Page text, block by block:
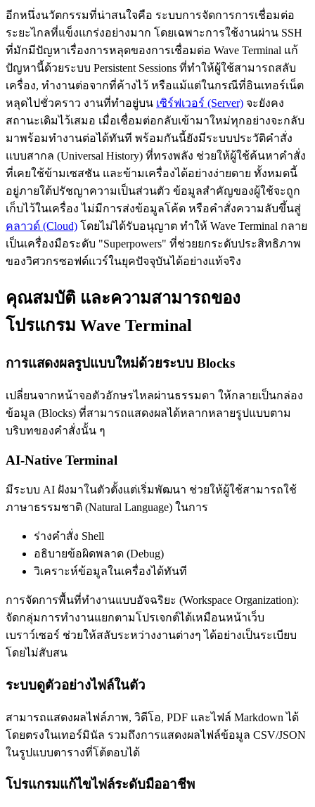
อีกหนึ่งนวัตกรรมที่น่าสนใจคือ ระบบการจัดการการเชื่อมต่อ
ระยะไกลที่แข็งแกร่งอย่างมาก โดยเฉพาะการใช้งานผ่าน SSH
ที่มักมีปัญหาเรื่องการหลุดของการเชื่อมต่อ Wave Terminal แก้
ปัญหานี้ด้วยระบบ Persistent Sessions ที่ทำให้ผู้ใช้สามารถสลับ
เครื่อง, ทำงานต่อจากที่ค้างไว้ หรือแม้แต่ในกรณีที่อินเทอร์เน็ต
หลุดไปชั่วคราว งานที่ทำอยู่บน เซิร์ฟเวอร์ (Server) จะยังคง
สถานะเดิมไว้เสมอ เมื่อเชื่อมต่อกลับเข้ามาใหม่ทุกอย่างจะกลับ
มาพร้อมทำงานต่อได้ทันที พร้อมกันนี้ยังมีระบบประวัติคำสั่ง
แบบสากล (Universal History) ที่ทรงพลัง ช่วยให้ผู้ใช้ค้นหาคำสั่ง
ที่เคยใช้ข้ามเซสชัน และข้ามเครื่องได้อย่างง่ายดาย ทั้งหมดนี้
อยู่ภายใต้ปรัชญาความเป็นส่วนตัว ข้อมูลสำคัญของผู้ใช้จะถูก
เก็บไว้ในเครื่อง ไม่มีการส่งข้อมูลโค้ด หรือคำสั่งความลับขึ้นสู่
คลาวด์ (Cloud) โดยไม่ได้รับอนุญาต ทำให้ Wave Terminal กลาย
เป็นเครื่องมือระดับ "Superpowers" ที่ช่วยยกระดับประสิทธิภาพ
ของวิศวกรซอฟต์แวร์ในยุคปัจจุบันได้อย่างแท้จริง
คุณสมบัติ และความสามารถของ
โปรแกรม Wave Terminal
การแสดงผลรูปแบบใหม่ด้วยระบบ Blocks
เปลี่ยนจากหน้าจอตัวอักษรไหลผ่านธรรมดา ให้กลายเป็นกล่อง
ข้อมูล (Blocks) ที่สามารถแสดงผลได้หลากหลายรูปแบบตาม
บริบทของคำสั่งนั้น ๆ
AI-Native Terminal
มีระบบ AI ฝังมาในตัวตั้งแต่เริ่มพัฒนา ช่วยให้ผู้ใช้สามารถใช้
ภาษาธรรมชาติ (Natural Language) ในการ
ร่างคำสั่ง Shell
อธิบายข้อผิดพลาด (Debug)
วิเคราะห์ข้อมูลในเครื่องได้ทันที
การจัดการพื้นที่ทำงานแบบอัจฉริยะ (Workspace Organization):
จัดกลุ่มการทำงานแยกตามโปรเจกต์ได้เหมือนหน้าเว็บ
เบราว์เซอร์ ช่วยให้สลับระหว่างงานต่างๆ ได้อย่างเป็นระเบียบ
โดยไม่สับสน
ระบบดูตัวอย่างไฟล์ในตัว
สามารถแสดงผลไฟล์ภาพ, วิดีโอ, PDF และไฟล์ Markdown ได้
โดยตรงในเทอร์มินัล รวมถึงการแสดงผลไฟล์ข้อมูล CSV/JSON
ในรูปแบบตารางที่โต้ตอบได้
โปรแกรมแก้ไขไฟล์ระดับมืออาชีพ